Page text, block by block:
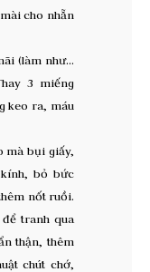
cho nhẵn
(làm như…
3 miếng
keo ra, máu
mà bụi giấy,
bỏ bức
nốt ruồi.
tranh qua
thận, thêm
chút chớ,